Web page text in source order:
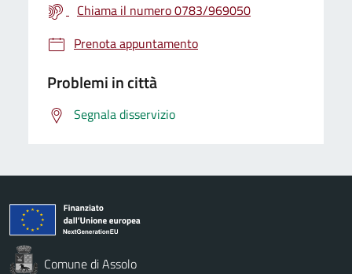
Chiama il numero 0783/969050
Prenota appuntamento
Problemi in città
Segnala disservizio
Comune di Assolo